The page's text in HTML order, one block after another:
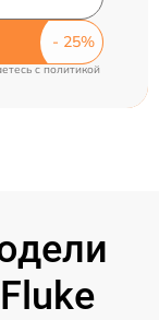
cполитикой